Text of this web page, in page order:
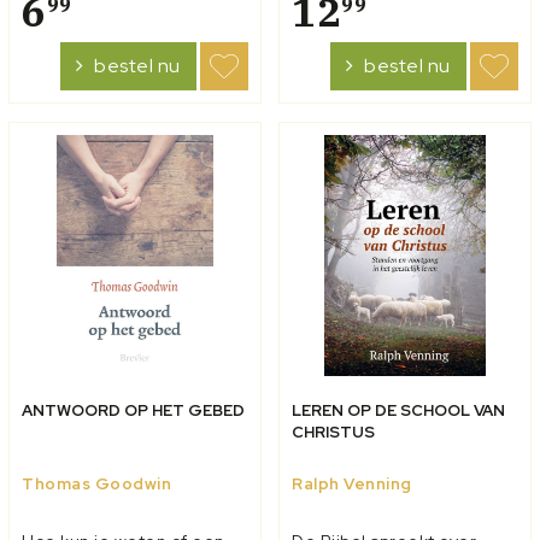
juist deze genadegave
hebben? Goodwin legt uit
dat lijdzaamheid nodig is
in tijden ven bep...
6 99
bestel nu
minder dan in de dagen
waarin J.C. Ryle dit boek
schreef. In scherpe, want
duidelijke en helder...
1299
bestel nu
ANTWOORD OP HET GEBED
Thomas Goodwin
LEREN OP DE SCHOOL VAN
CHRISTUS
Ralph Venning